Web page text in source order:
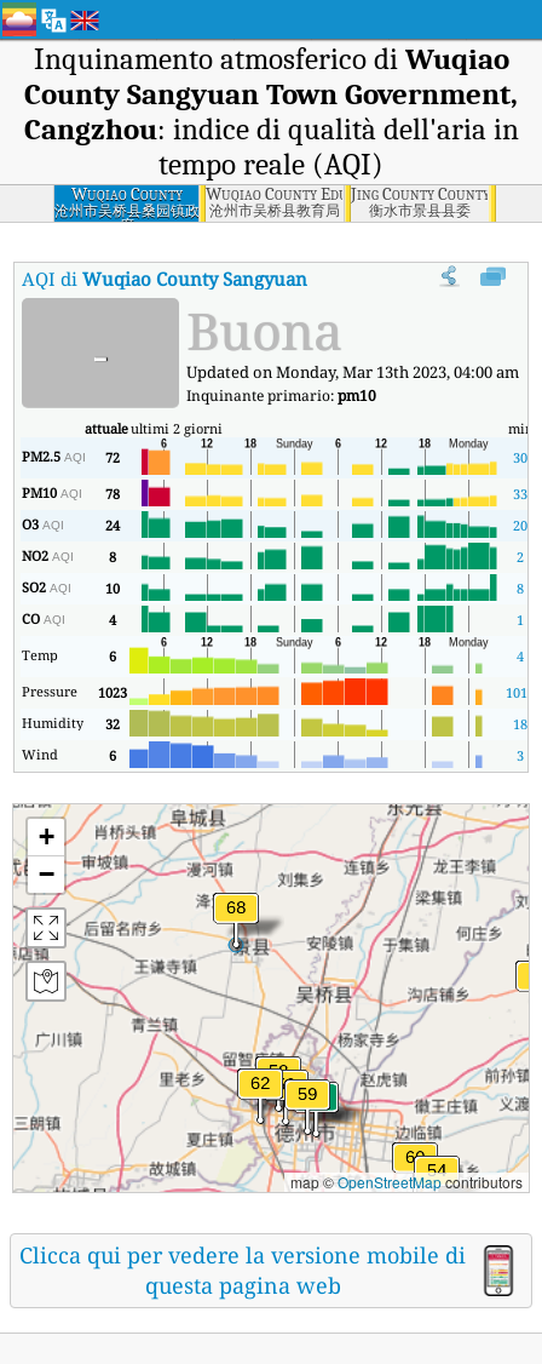
Inquinamento atmosferico di Wuqiao
County Sangyuan Town Government,
Cangzhou: indice di qualità dell'aria in
tempo reale (AQI)
Wuqiao County
Sangyuan Town
Government,
沧州市吴桥县桑园镇政
府
Wuqiao County Education Bureau, Cangzhou
沧州市吴桥县教育局
Jing County County
衡水市景县县委
AQI diWuqiao County Sangyuan Town Government,
- Buona
Updated on Monday, Mar 13th 2023, 04:00 am
Inquinante primario:pm10
attualeultimi 2 giorni min
PM2.5AQI 72
30
PM10AQI 78
33
O3AQI 24
20
NO2AQI 8
2
SO2AQI 10
8
COAQI 4
1
Temp
6
4
Pressure
1023 1014
Humidity
32
18
Wind
6 3
+
−
map ©OpenStreetMapcontributors
Clicca qui per vedere la versione mobile di
questa pagina web